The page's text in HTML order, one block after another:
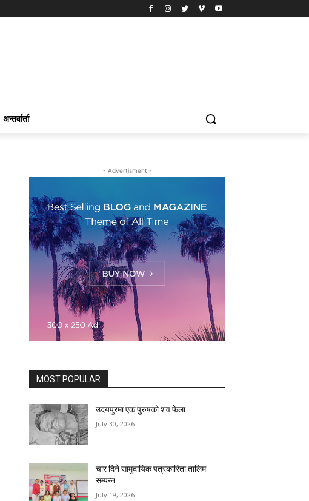
अन्तर्वार्ता
- Advertisment -
MOST POPULAR
उदयपुरमा एक पुरुषको शव फेला
July 30, 2026
चार दिने सामुदायिक पत्रकारिता तालिम
सम्पन्न
July 19, 2026